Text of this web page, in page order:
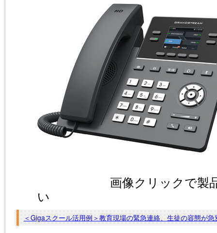
画像クリックで製品概
い
＜Gigaスクール活用例＞教育現場の緊急連絡、生徒の容態が